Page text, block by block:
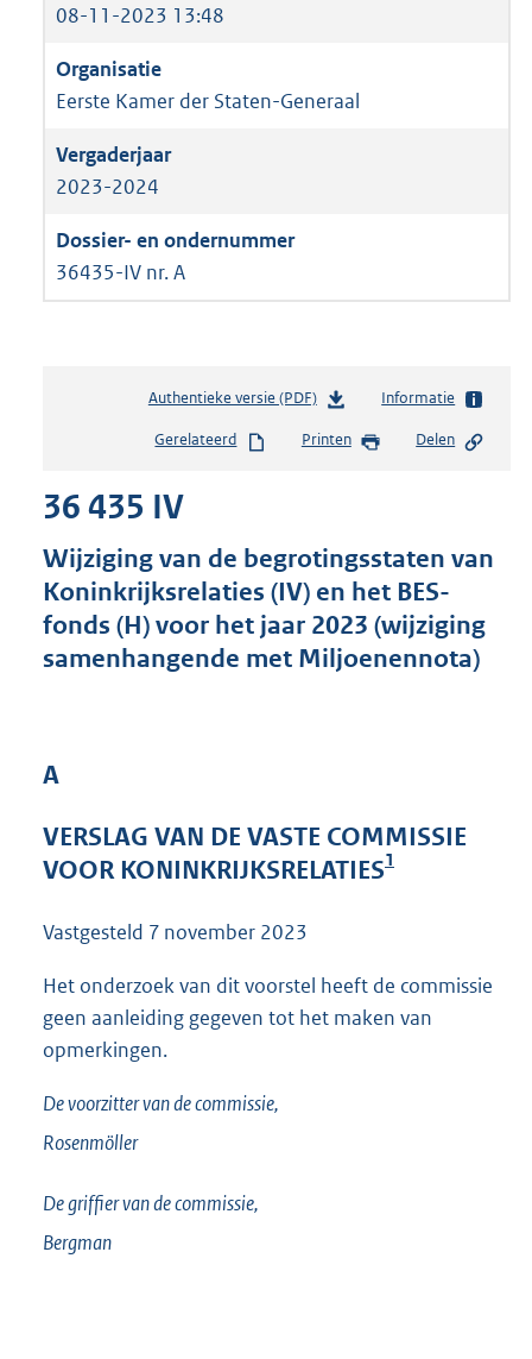
08-11-2023 13:48
Eerste Kamer der Staten-Generaal
2023-2024
36435-IV nr. A
Authentieke versie (PDF)b
s
d
s
g
r
o
o
K
b
Informatie
Gerelateerd Printen Delen
36 435 IV
Wijziging van de begrotingsstaten van
Koninkrijksrelaties (IV) en het BES-
fonds (H) voor het jaar 2023 (wijziging
samenhangende met Miljoenennota)
A
VERSLAG VAN DE VASTE COMMISSIE
VOOR KONINKRIJKSRELATIES1
Vastgesteld 7 november 2023
Het onderzoek van dit voorstel heeft de commissie
geen aanleiding gegeven tot het maken van
opmerkingen.
De voorzitter van de commissie,
Rosenmöller
De griffier van de commissie,
Bergman